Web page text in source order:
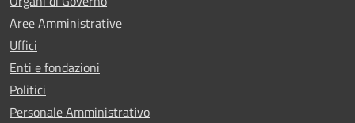
Aree Amministrative
Uffici
Enti e fondazioni
Politici
Personale Amministrativo